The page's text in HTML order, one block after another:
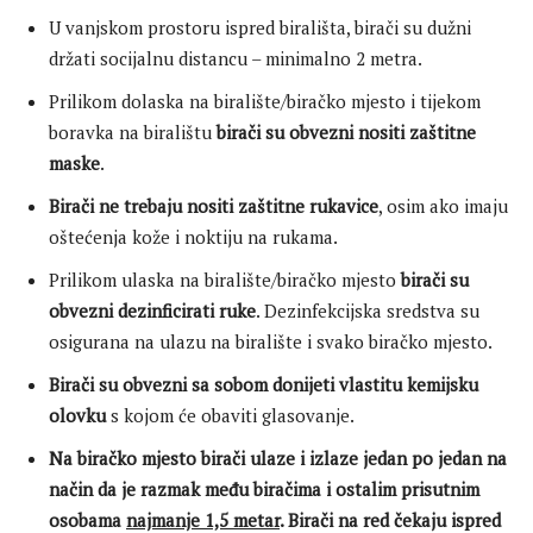
U vanjskom prostoru ispred birališta, birači su dužni
držati socijalnu distancu – minimalno 2 metra.
Prilikom dolaska na biralište/biračko mjesto i tijekom
boravka na biralištubirači su obvezni nositi zaštitne
maske.
Birači ne trebaju nositi zaštitne rukavice, osim ako imaju
oštećenja kože i noktiju na rukama.
Prilikom ulaska na biralište/biračko mjestobirači su
obvezni dezinficirati ruke. Dezinfekcijska sredstva su
osigurana na ulazu na biralište i svako biračko mjesto.
Birači su obvezni sa sobom donijeti vlastitu kemijsku
olovkus kojom će obaviti glasovanje.
Na biračko mjesto birači ulaze i izlaze jedan po jedan na
način da je razmak među biračima i ostalim prisutnim
osobama najmanje 1,5 metar. Birači na red čekaju ispred